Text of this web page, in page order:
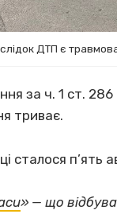
ДТП є
за ч. 1 ст.
триває.
сталося п’ять
» — що